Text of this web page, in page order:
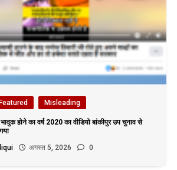
Misleading
होने का वर्ष 2020 का वीडियो बांकीपुर उप चुनाव से
अगस्त 5, 2026 0